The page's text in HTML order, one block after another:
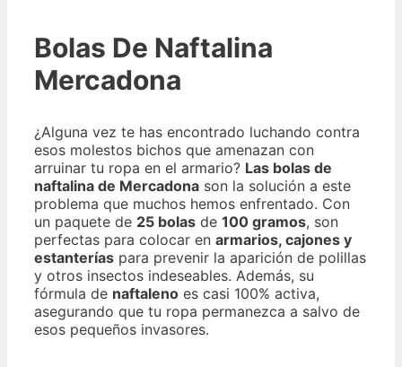
Bolas De Naftalina
Mercadona
¿Alguna vez te has encontrado luchando contra
esos molestos bichos que amenazan con
arruinar tu ropa en el armario? Las bolas de
naftalina de Mercadona son la solución a este
problema que muchos hemos enfrentado. Con
un paquete de 25 bolas de 100 gramos, son
perfectas para colocar en armarios, cajones y
estanterías para prevenir la aparición de polillas
y otros insectos indeseables. Además, su
fórmula de naftaleno es casi 100% activa,
asegurando que tu ropa permanezca a salvo de
esos pequeños invasores.